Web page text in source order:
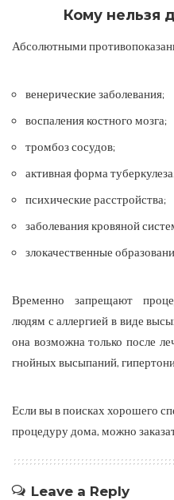
Кому нельзя
Абсолютными
венерические заболевания;
воспаления костного мозга;
тромбоз сосудов;
активная форма туберкулеза;
психические расстройства;
заболевания кровяной
злокачественные
Временно запрещают
людям с аллергией в виде
она возможна только после
гнойных высыпаний,
Если вы в поисках хорошего
процедуру дома, можно
Leave a Reply